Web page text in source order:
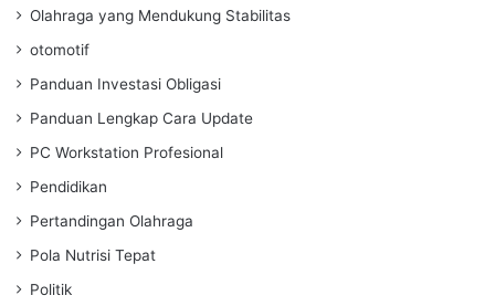
Olahraga yang Mendukung Stabilitas
otomotif
Panduan Investasi Obligasi
Panduan Lengkap Cara Update
PC Workstation Profesional
Pendidikan
Pertandingan Olahraga
Pola Nutrisi Tepat
Politik